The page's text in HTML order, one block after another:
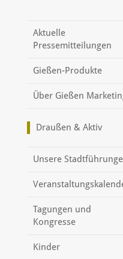
Aktuelle
Pressemitteilungen
Gießen-Produkte
Über Gießen
Draußen & Aktiv
Unsere
Tagungen und
Kongresse
Kinder